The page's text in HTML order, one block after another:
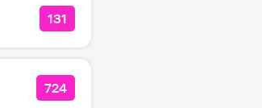
КОЛИЧЕСТВО ЛАЙКОВ ЗА
131
КОЛИЧЕСТВО ЛАЙКОВ ЗА
724